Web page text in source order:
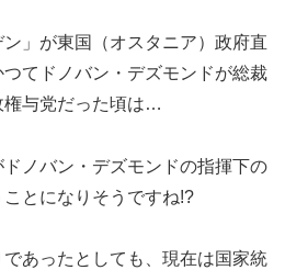
」が東国（オスタニア）政府直
てドノバン・デズモンドが総裁
権与党だった頃は…
ノバン・デズモンドの指揮下の
とになりそうですね!?
あったとしても、現在は国家統